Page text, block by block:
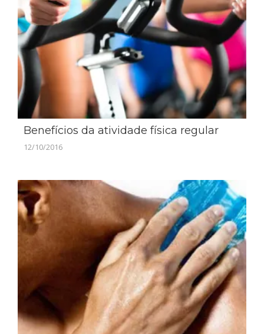
Benefícios da atividade física regular
12/10/2016